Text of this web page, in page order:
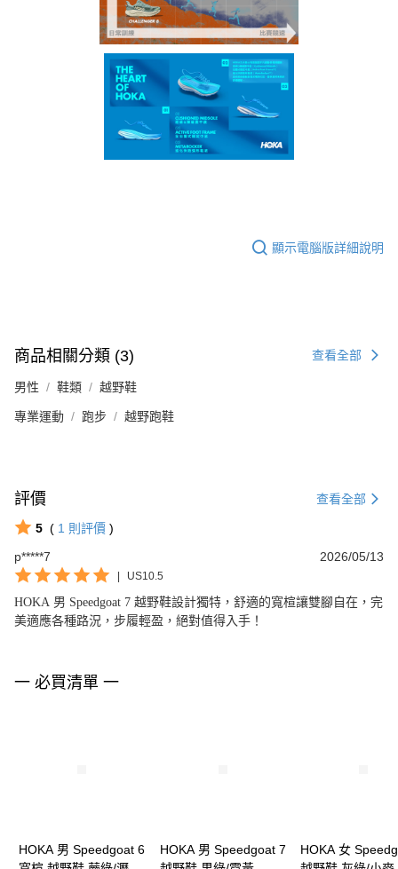
顯示電腦版詳細說明
商品相關分類 (3) 查看全部
男性 鞋類 越野鞋
專業運動 跑步 越野跑鞋
評價 查看全部
5 ( 1 則評價 )
p*****7
2026/05/13
US10.5
HOKA 男 Speedgoat 7 越野鞋設計獨特，舒適的寬楦讓雙腳自在，完
美適應各種路況，步履輕盈，絕對值得入手！
一 必買清單 一
HOKA 男 Speedgoat 6
HOKA 男 Speedgoat 7
HOKA 女